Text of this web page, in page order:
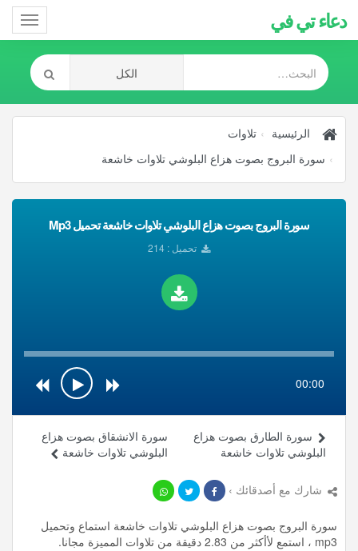
دعاء تي في
الرئيسية
تلاوات
سورة البروج بصوت هزاع البلوشي تلاوات خاشعة
سورة البروج بصوت هزاع البلوشي تلاوات خاشعة تحميل Mp3
تحميل : 214
00:00
سورة الانشقاق بصوت هزاع
البلوشي تلاوات خاشعة
سورة الطارق بصوت هزاع
البلوشي تلاوات خاشعة
شارك مع أصدقائك ›
سورة البروج بصوت هزاع البلوشي تلاوات خاشعة استماع وتحميل
mp3 ، استمع لأأكثر من 2.83 دقيقة من تلاوات المميزة مجانا.